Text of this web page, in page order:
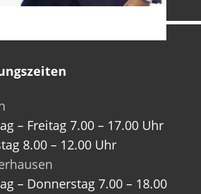
– Freitag 7.00 – 17.00 Uhr
8.00 – 12.00 Uhr
– Donnerstag 7.00 – 18.00